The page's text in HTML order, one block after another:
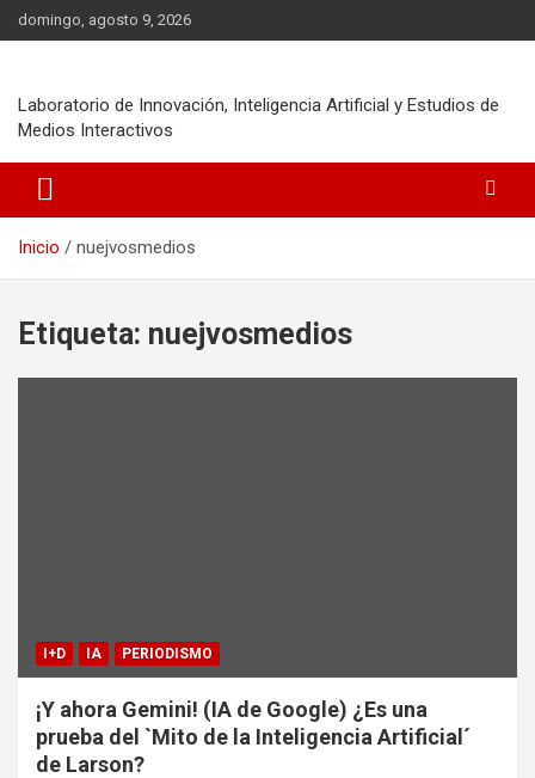
Saltar
al
domingo, agosto 9, 2026
Laboratorio de Innovación, Inteligencia Artificial y Estudios de
Medios Interactivos
Inicio nuejvosmedios
Etiqueta: nuejvosmedios
I+D IA PERIODISMO
¡Y ahora Gemini! (IA de Google) ¿Es una
prueba del `Mito de la Inteligencia Artificial´
de Larson?